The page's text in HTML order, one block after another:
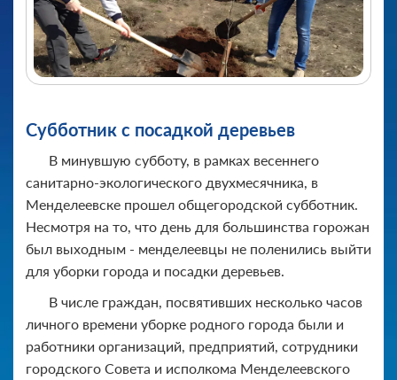
Субботник с посадкой деревьев
В минувшую субботу, в рамках весеннего
санитарно-экологического двухмесячника, в
Менделеевске прошел общегородской субботник.
Несмотря на то, что день для большинства горожан
был выходным - менделеевцы не поленились выйти
для уборки города и посадки деревьев.
В числе граждан, посвятивших несколько часов
личного времени уборке родного города были и
работники организаций, предприятий, сотрудники
городского Совета и исполкома Менделеевского